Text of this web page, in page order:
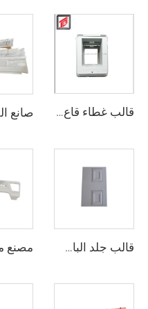
قالب غطاء قاع الضغط SMC
قالب جلد الباب TQ مصنع القوالب الصين تاizhou SMC/BMC قوالب تشكيل ضغط